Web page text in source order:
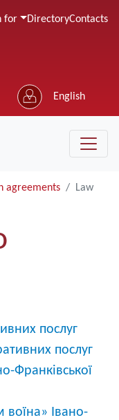
for DirectoryContacts
English
agreements Law
послуг
послуг
Франківської
Івано-